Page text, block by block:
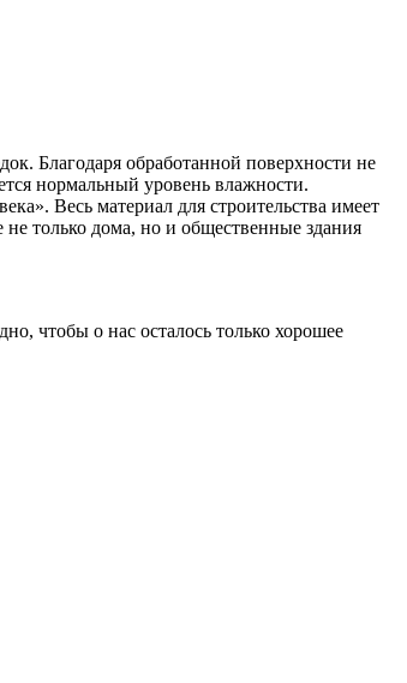
Благодаря обработанной поверхности не
нормальный уровень влажности.
Весь материал для строительства имеет
только дома, но и общественные здания
чтобы о нас осталось только хорошее